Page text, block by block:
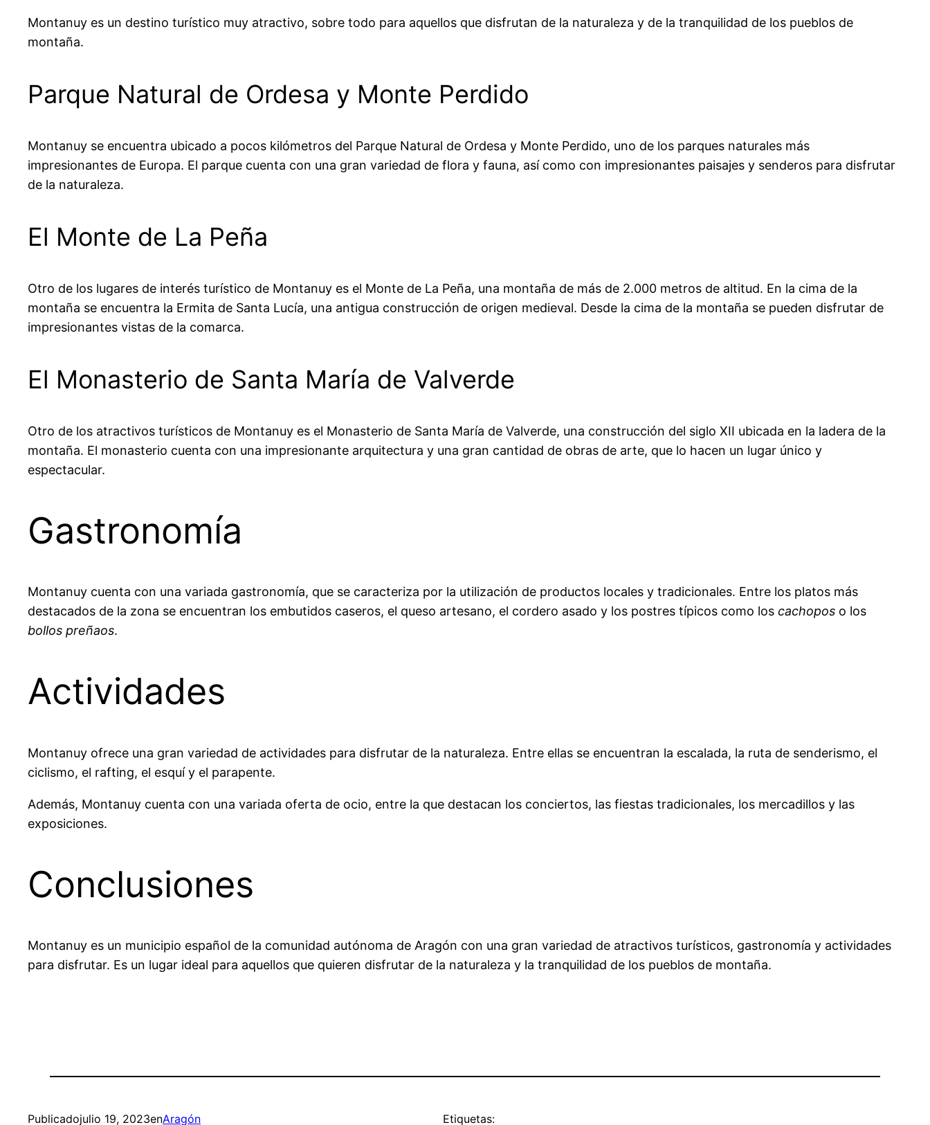
Montanuy es un destino turístico muy atractivo, sobre todo para aquellos que disfrutan de la naturaleza y de la tranquilidad de los pueblos de
montaña.
Parque Natural de Ordesa y Monte Perdido
Montanuy se encuentra ubicado a pocos kilómetros del Parque Natural de Ordesa y Monte Perdido, uno de los parques naturales más
impresionantes de Europa. El parque cuenta con una gran variedad de flora y fauna, así como con impresionantes paisajes y senderos para disfrutar
de la naturaleza.
El Monte de La Peña
Otro de los lugares de interés turístico de Montanuy es el Monte de La Peña, una montaña de más de 2.000 metros de altitud. En la cima de la
montaña se encuentra la Ermita de Santa Lucía, una antigua construcción de origen medieval. Desde la cima de la montaña se pueden disfrutar de
impresionantes vistas de la comarca.
El Monasterio de Santa María de Valverde
Otro de los atractivos turísticos de Montanuy es el Monasterio de Santa María de Valverde, una construcción del siglo XII ubicada en la ladera de la
montaña. El monasterio cuenta con una impresionante arquitectura y una gran cantidad de obras de arte, que lo hacen un lugar único y
espectacular.
Gastronomía
Montanuy cuenta con una variada gastronomía, que se caracteriza por la utilización de productos locales y tradicionales. Entre los platos más
destacados de la zona se encuentran los embutidos caseros, el queso artesano, el cordero asado y los postres típicos como los cachopos o los
bollos preñaos.
Actividades
Montanuy ofrece una gran variedad de actividades para disfrutar de la naturaleza. Entre ellas se encuentran la escalada, la ruta de senderismo, el
ciclismo, el rafting, el esquí y el parapente.
Además, Montanuy cuenta con una variada oferta de ocio, entre la que destacan los conciertos, las fiestas tradicionales, los mercadillos y las
exposiciones.
Conclusiones
Montanuy es un municipio español de la comunidad autónoma de Aragón con una gran variedad de atractivos turísticos, gastronomía y actividades
para disfrutar. Es un lugar ideal para aquellos que quieren disfrutar de la naturaleza y la tranquilidad de los pueblos de montaña.
Publicadojulio 19, 2023enAragón Etiquetas: